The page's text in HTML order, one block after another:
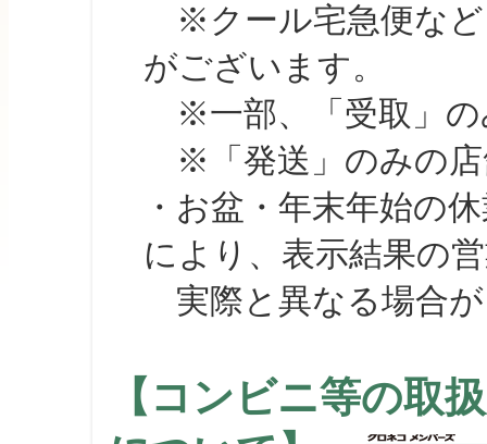
※クール宅急便など
がございます。
※一部、「受取」の
※「発送」のみの店
・お盆・年末年始の
により、表示結果の
実際と異なる場合が
【コンビニ等の取